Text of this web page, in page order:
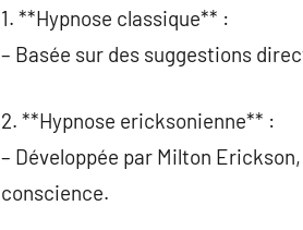
1. **Hypnose classique** :
– Basée sur des suggestions
2. **Hypnose ericksonienne** :
– Développée par Milton
conscience.